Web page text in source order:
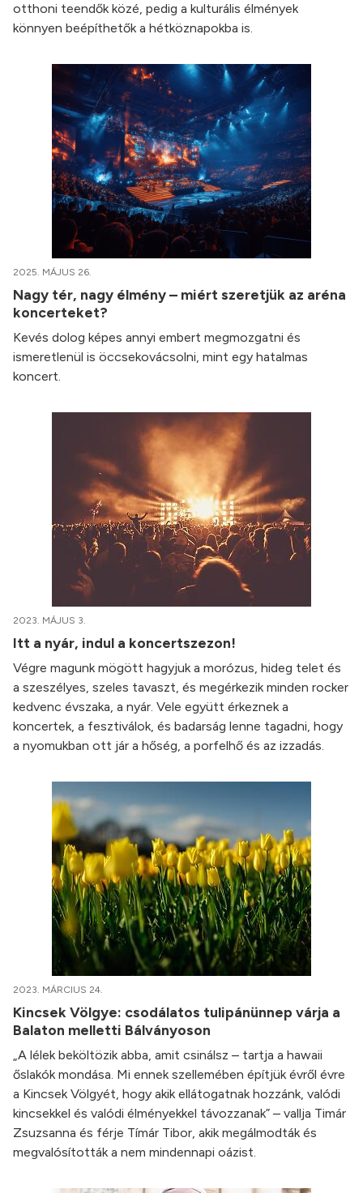
otthoni teendők közé, pedig a kulturális élmények
könnyen beépíthetők a hétköznapokba is.
2025. MÁJUS 26.
Nagy tér, nagy élmény – miért szeretjük az aréna
koncerteket?
Kevés dolog képes annyi embert megmozgatni és
ismeretlenül is öccsekovácsolni, mint egy hatalmas
koncert.
2023. MÁJUS 3.
Itt a nyár, indul a koncertszezon!
Végre magunk mögött hagyjuk a morózus, hideg telet és
a szeszélyes, szeles tavaszt, és megérkezik minden rocker
kedvenc évszaka, a nyár. Vele együtt érkeznek a
koncertek, a fesztiválok, és badarság lenne tagadni, hogy
a nyomukban ott jár a hőség, a porfelhő és az izzadás.
2023. MÁRCIUS 24.
Kincsek Völgye: csodálatos tulipánünnep várja a
Balaton melletti Bálványoson
„A lélek beköltözik abba, amit csinálsz – tartja a hawaii
őslakók mondása. Mi ennek szellemében építjük évről évre
a Kincsek Völgyét, hogy akik ellátogatnak hozzánk, valódi
kincsekkel és valódi élményekkel távozzanak” – vallja Timár
Zsuzsanna és férje Tímár Tibor, akik megálmodták és
megvalósították a nem mindennapi oázist.